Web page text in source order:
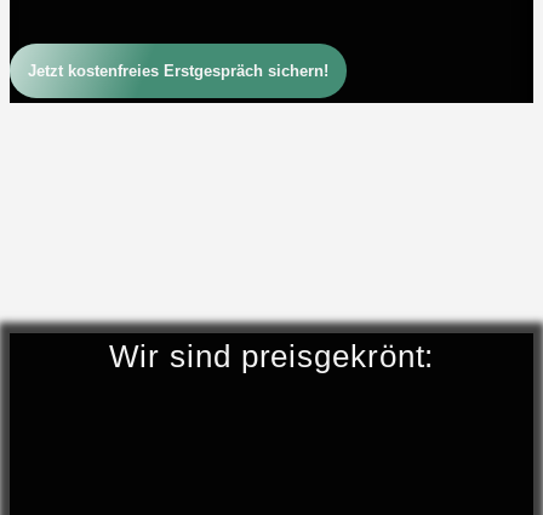
Jetzt kostenfreies Erstgespräch sichern!
Wir sind preisgekrönt: